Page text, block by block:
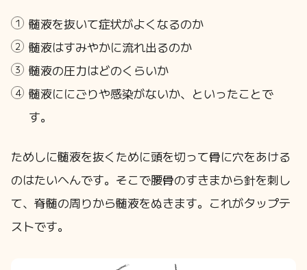
髄液を抜いて症状がよくなるのか
髄液はすみやかに流れ出るのか
髄液の圧力はどのくらいか
髄液ににごりや感染がないか、といったことで
す。
ためしに髄液を抜くために頭を切って骨に穴をあける
のはたいへんです。そこで腰骨のすきまから針を刺し
て、脊髄の周りから髄液をぬきます。これがタップテ
ストです。